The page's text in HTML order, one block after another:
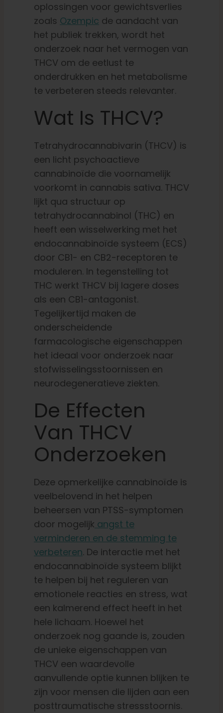
oplossingen voor gewichtsverlies
zoals Ozempic de aandacht van
het publiek trekken, wordt het
onderzoek naar het vermogen van
THCV om de eetlust te
onderdrukken en het metabolisme
te verbeteren steeds relevanter.
Wat Is THCV?
Tetrahydrocannabivarin (THCV) is
een licht psychoactieve
cannabinoïde die voornamelijk
voorkomt in cannabis sativa. THCV
lijkt qua structuur op
tetrahydrocannabinol (THC) en
heeft een wisselwerking met het
endocannabinoïde systeem (ECS)
door CB1- en CB2-receptoren te
moduleren. In tegenstelling tot
THC werkt THCV bij lagere doses
als een CB1-antagonist.
Tegelijkertijd maken de
onderscheidende
farmacologische eigenschappen
het ideaal voor onderzoek naar
stofwisselingsstoornissen en
neurodegeneratieve ziekten.
De Effecten
Van THCV
Onderzoeken
Deze opmerkelijke cannabinoïde is
veelbelovend in het helpen
beheersen van PTSS-symptomen
door mogelijk angst te
verminderen en de stemming te
verbeteren. De interactie met het
endocannabinoïde systeem blijkt
te helpen bij het reguleren van
emotionele reacties en stress, wat
een kalmerend effect heeft in het
hele lichaam. Hoewel het
onderzoek nog gaande is, zouden
de unieke eigenschappen van
THCV een waardevolle
aanvullende optie kunnen blijken te
zijn voor mensen die lijden aan een
posttraumatische stressstoornis.